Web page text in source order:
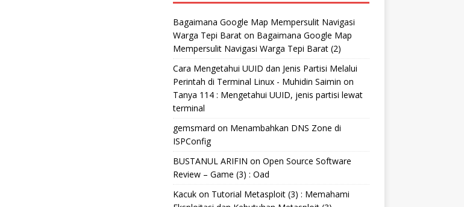
Bagaimana Google Map Mempersulit Navigasi
Warga Tepi Baraton Bagaimana Google Map
Mempersulit Navigasi Warga Tepi Barat (2)
Cara Mengetahui UUID dan Jenis Partisi Melalui
Perintah di Terminal Linux - Muhidin Saimin on
Tanya 114 : Mengetahui UUID, jenis partisi lewat
terminal
gemsmard on Menambahkan DNS Zone di
ISPConfig
BUSTANUL ARIFIN on Open Source Software
Review – Game (3) : Oad
Kacukon Tutorial Metasploit (3) : Memahami